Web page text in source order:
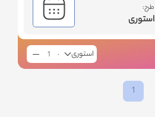
طرح:
استوری
استوری
1